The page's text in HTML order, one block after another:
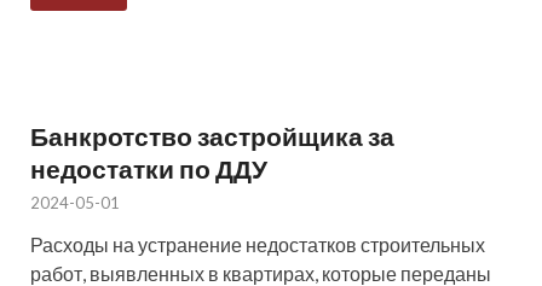
Банкротство застройщика за
недостатки по ДДУ
2024-05-01
Расходы на устранение недостатков строительных
работ, выявленных в квартирах, которые переданы